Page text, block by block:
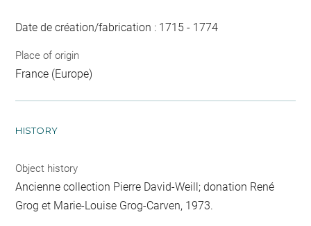
Date de création/fabrication : 1715 - 1774
Place of origin
France (Europe)
HISTORY
Object history
Ancienne collection Pierre David-Weill; donation René
Grog et Marie-Louise Grog-Carven, 1973.